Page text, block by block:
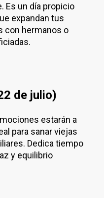
Es un día propicio
expandan tus
con hermanos o
de julio)
estarán a
para sanar viejas
Dedica tiempo
y equilibrio